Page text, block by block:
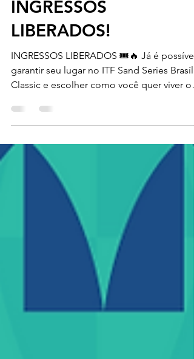
10 de abr.
INGRESSOS
LIBERADOS!
INGRESSOS LIBERADOS 🎟️🔥 Já é possível
Classic e escolher como você quer viver o
evento na Arena BRB. De 20 a 26 de abril,
grandes jogos, estrutura internacional e
experiência única te esperam. E tem mais:
20, 21 e 26/04 têm entrada gratuita 🤩
Garanta seu ingresso agora pela Bilheteria